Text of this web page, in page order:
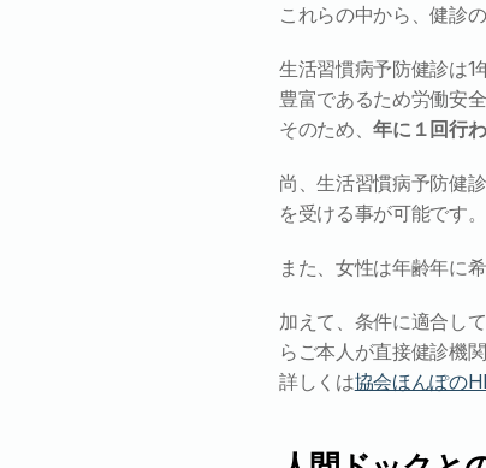
これらの中から、健診
生活習慣病予防健診は
豊富であるため労働安
そのため、年に１回行
尚、生活習慣病予防健
を受ける事が可能です。
また、女性は年齢年に
加えて、条件に適合し
らご本人が直接健診機
詳しくは協会ほんぽの